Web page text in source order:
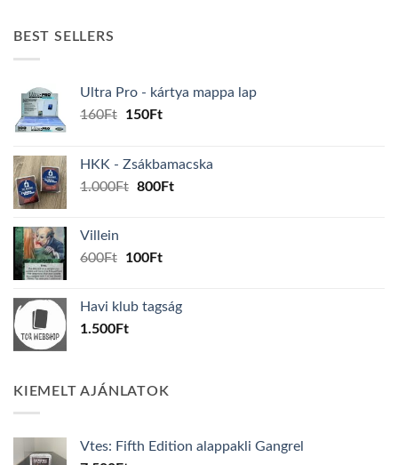
BEST SELLERS
Ultra Pro - kártya mappa lap
160Ft
Original
160Ft.
150FtCurrent
150Ft.
HKK - Zsákbamacska
1.000Ft Original
800FtCurrent
Villein
600Ft
Original
600Ft.
100FtCurrent
100Ft.
Havi klub tagság
1.500Ft
KIEMELT AJÁNLATOK
Vtes: Fifth Edition alappakli Gangrel